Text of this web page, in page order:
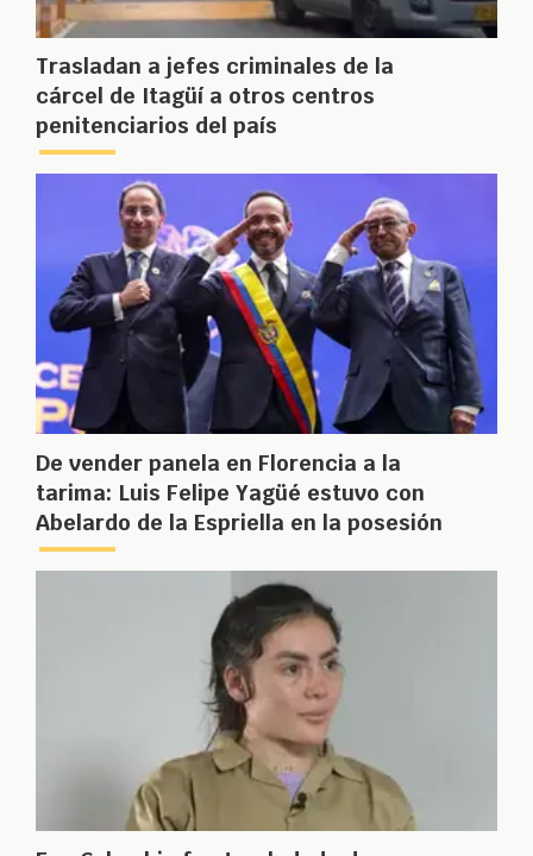
Trasladan a jefes criminales de la
cárcel de Itagüí a otros centros
penitenciarios del país
De vender panela en Florencia a la
tarima: Luis Felipe Yagüé estuvo con
Abelardo de la Espriella en la posesión